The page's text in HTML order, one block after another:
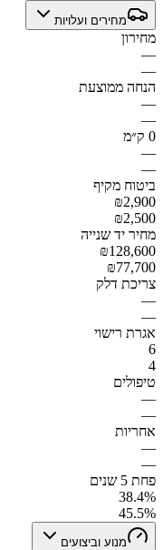
מחירים ועלויות
מחירון
—
—
הנחה ממוצעת
—
—
0 ק״מ
—
—
ביטוח מקיף
₪2,900
₪2,500
מחיר יד שנייה
₪128,600
₪77,700
צריכת דלק
—
—
אגרת רישוי
6
4
טיפולים
—
—
אחריות
—
—
פחת 5 שנים
38.4%
45.5%
מנוע וביצועים